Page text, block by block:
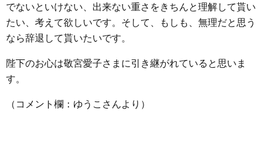
でないといけない、出来ない重さをきちんと理解して貰い
たい、考えて欲しいです。そして、もしも、無理だと思う
なら辞退して貰いたいです。
陛下のお心は敬宮愛子さまに引き継がれていると思いま
す。
（コメント欄：ゆうこさんより）